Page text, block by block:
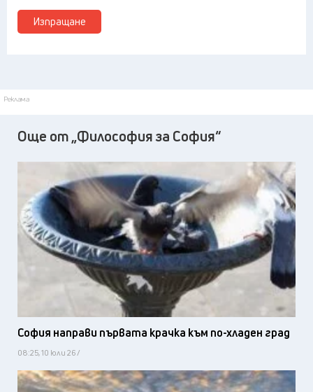
Изпращане
Реклама
Още от „Философия за София“
София направи първата крачка към по-хладен град
08:25, 10 юли 26 /